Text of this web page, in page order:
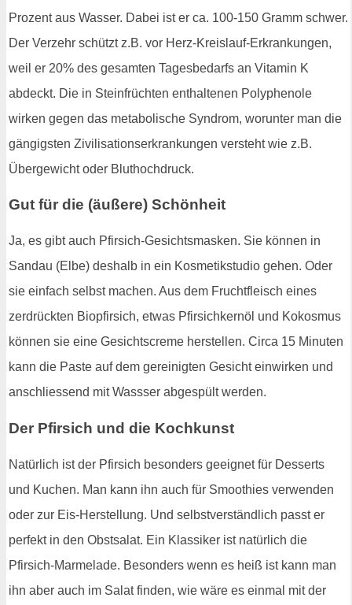
Prozent aus Wasser. Dabei ist er ca. 100-150 Gramm schwer.
Der Verzehr schützt z.B. vor Herz-Kreislauf-Erkrankungen,
weil er 20% des gesamten Tagesbedarfs an Vitamin K
abdeckt. Die in Steinfrüchten enthaltenen Polyphenole
wirken gegen das metabolische Syndrom, worunter man die
gängigsten Zivilisationserkrankungen versteht wie z.B.
Übergewicht oder Bluthochdruck.
Gut für die (äußere) Schönheit
Ja, es gibt auch Pfirsich-Gesichtsmasken. Sie können in
Sandau (Elbe) deshalb in ein Kosmetikstudio gehen. Oder
sie einfach selbst machen. Aus dem Fruchtfleisch eines
zerdrückten Biopfirsich, etwas Pfirsichkernöl und Kokosmus
können sie eine Gesichtscreme herstellen. Circa 15 Minuten
kann die Paste auf dem gereinigten Gesicht einwirken und
anschliessend mit Wassser abgespült werden.
Der Pfirsich und die Kochkunst
Natürlich ist der Pfirsich besonders geeignet für Desserts
und Kuchen. Man kann ihn auch für Smoothies verwenden
oder zur Eis-Herstellung. Und selbstverständlich passt er
perfekt in den Obstsalat. Ein Klassiker ist natürlich die
Pfirsich-Marmelade. Besonders wenn es heiß ist kann man
ihn aber auch im Salat finden, wie wäre es einmal mit der